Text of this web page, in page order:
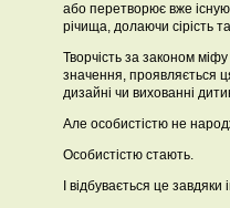
або перетворює вже
річища, долаючи сірість
Творчість за законом
значення, проявляється
дизайні чи вихованні
Але особистістю не
Особистістю стають.
І відбувається це завдяки